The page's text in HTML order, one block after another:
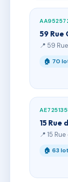
59 Rue
📍 59
🏠 70
15 Rue
📍 15
🏠 63